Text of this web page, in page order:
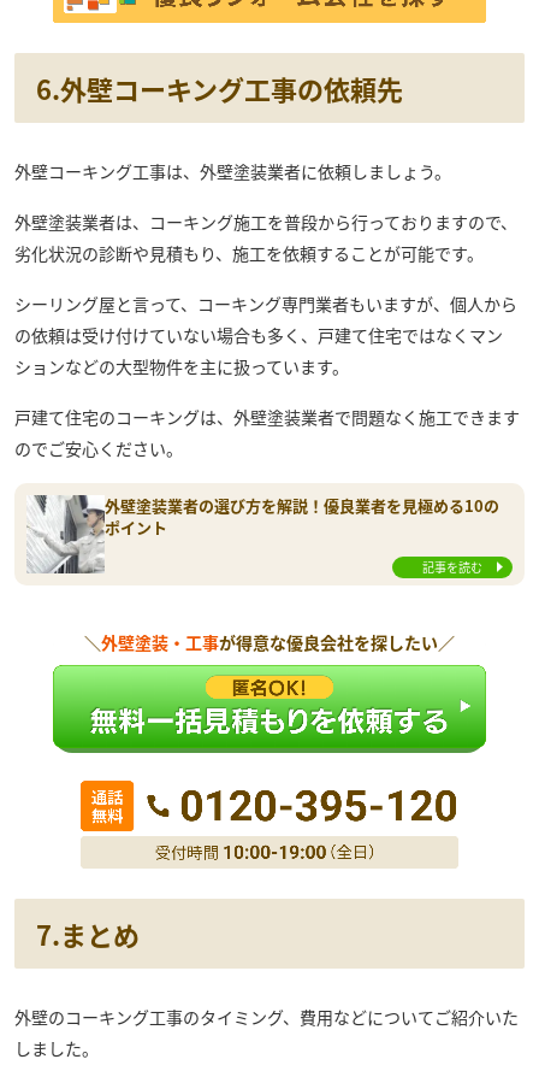
6.外壁コーキング工事の依頼先
外壁コーキング工事は、外壁塗装業者に依頼しましょう。
外壁塗装業者は、コーキング施工を普段から行っておりますので、
劣化状況の診断や見積もり、施工を依頼することが可能です。
シーリング屋と言って、コーキング専門業者もいますが、個人から
の依頼は受け付けていない場合も多く、戸建て住宅ではなくマン
ションなどの大型物件を主に扱っています。
戸建て住宅のコーキングは、外壁塗装業者で問題なく施工できます
のでご安心ください。
外壁塗装業者の選び方を解説！優良業者を見極める10の
ポイント
記事を読む
＼外壁塗装・工事が得意な優良会社を探したい／
7.まとめ
外壁のコーキング工事のタイミング、費用などについてご紹介いた
しました。